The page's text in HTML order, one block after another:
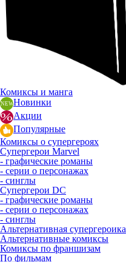
Комиксы и манга
Новинки
Акции
Популярные
Комиксы о супергероях
Супергерои Marvel
- графические романы
- серии о персонажах
- синглы
Супергерои DC
- графические романы
- серии о персонажах
- синглы
Альтернативная супергероика
Альтернативные комиксы
Комиксы по франшизам
По фильмам